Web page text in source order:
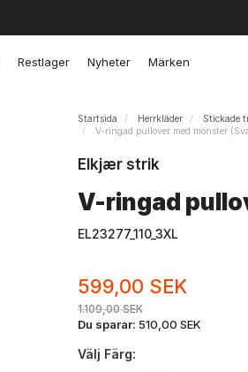
Restlager Nyheter Märken
Startsida Herrkläder Stickade
V-ringad pullover med mönster
Elkjær strik
V-ringad
EL23277_110_3XL
599,00 SEK
1.109,00 SEK
Du sparar: 510,00 SEK
Välj Färg: